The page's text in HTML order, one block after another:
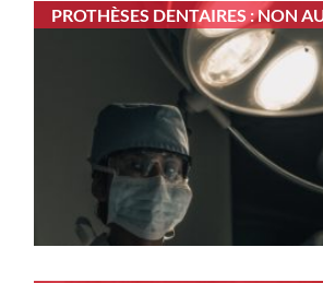
PROTHÈSES DENTAIRES : NON